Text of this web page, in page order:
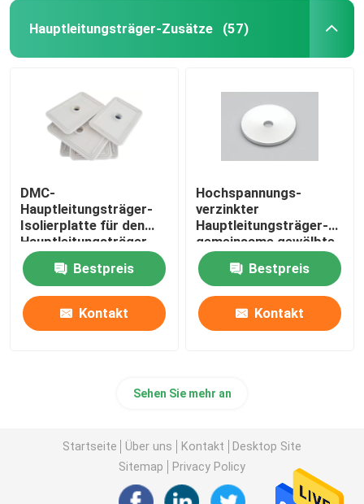
Hauptleitungsträger-Zusätze (57)
DMC-
Hauptleitungsträger-
Isolierplatte für den
Hauptleitungsträger-
LKW-Transport
gemeinsamBestpreis
Kontakt
Hochspannungs-
verzinkter
Hauptleitungsträger-
gemeinsame gewölbte
Federscheibe
Bestpreis
Kontakt
Sehen Sie mehr an
Startseite Über uns Kontakt
Desktop Site
Sitemap
Privacy Policy